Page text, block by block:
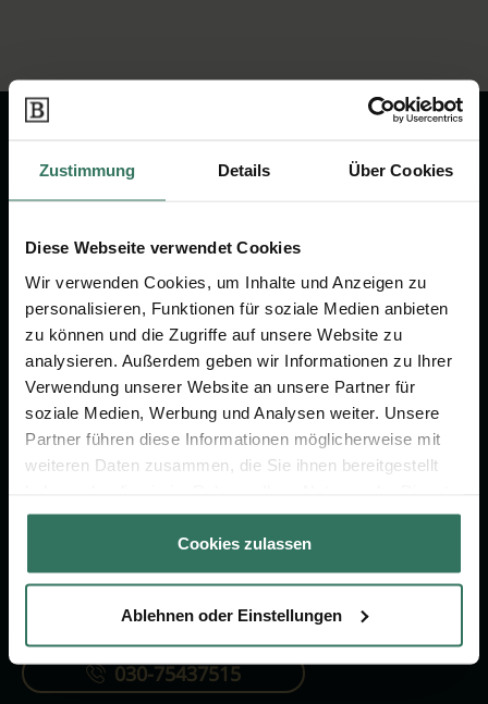
Zustimmung Details Über Cookies
Diese Webseite verwendet Cookies
Wir verwenden Cookies, um Inhalte und Anzeigen zu
personalisieren, Funktionen für soziale Medien anbieten
zu können und die Zugriffe auf unsere Website zu
analysieren. Außerdem geben wir Informationen zu Ihrer
Verwendung unserer Website an unsere Partner für
soziale Medien, Werbung und Analysen weiter. Unsere
Partner führen diese Informationen möglicherweise mit
weiteren Daten zusammen, die Sie ihnen bereitgestellt
gesammelt haben.
Cookies zulassen
Ablehnen oder Einstellungen
Wir sind Ihr Ansprechpartner rund
Vorsorge.
Jetzt beraten lassen
FÜR SIE
Vergleich
Verzeichnis
FÜR BESTATTER
Online-Portal
KONTAKTIEREN SIE UNS
030-75437515